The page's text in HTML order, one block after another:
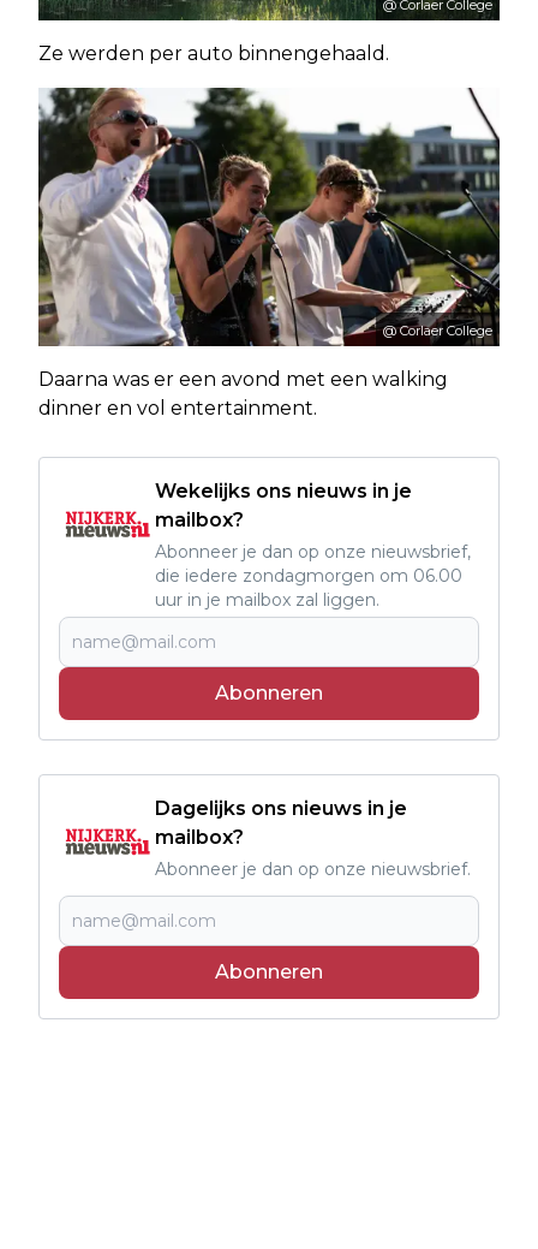
@ Corlaer College
Ze werden per auto binnengehaald.
@ Corlaer College
Daarna was er een avond met een walking
dinner en vol entertainment.
Wekelijks ons nieuws in je
mailbox?
Abonneer je dan op onze nieuwsbrief,
die iedere zondagmorgen om 06.00
uur in je mailbox zal liggen.
Abonneren
Dagelijks ons nieuws in je
mailbox?
Abonneer je dan op onze nieuwsbrief.
Abonneren